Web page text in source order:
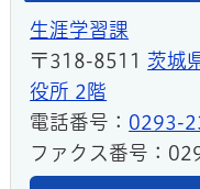
生涯学習課
〒318-8511 茨城
役所 2階
電話番号： 0293-
ファクス番号：